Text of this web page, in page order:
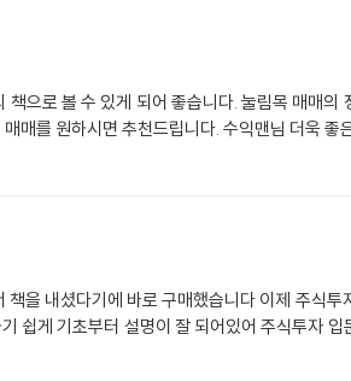
으로 볼 수 있게 되어 좋습니다. 눌림목 매매
매를 원하시면 추천드립니다. 수익맨님 더욱 좋
을 내셨다기에 바로 구매했습니다 이제 주식
쉽게 기초부터 설명이 잘 되어있어 주식투자